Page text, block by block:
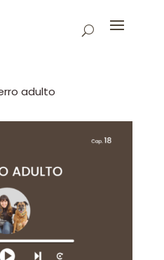
adulto